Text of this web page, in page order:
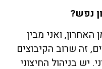
נפש?
ואני מבין
זה שרוב הקיבוצים
יש בניהול החיצוני